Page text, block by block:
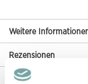
Weitere
Rezensionen
Angaben zur